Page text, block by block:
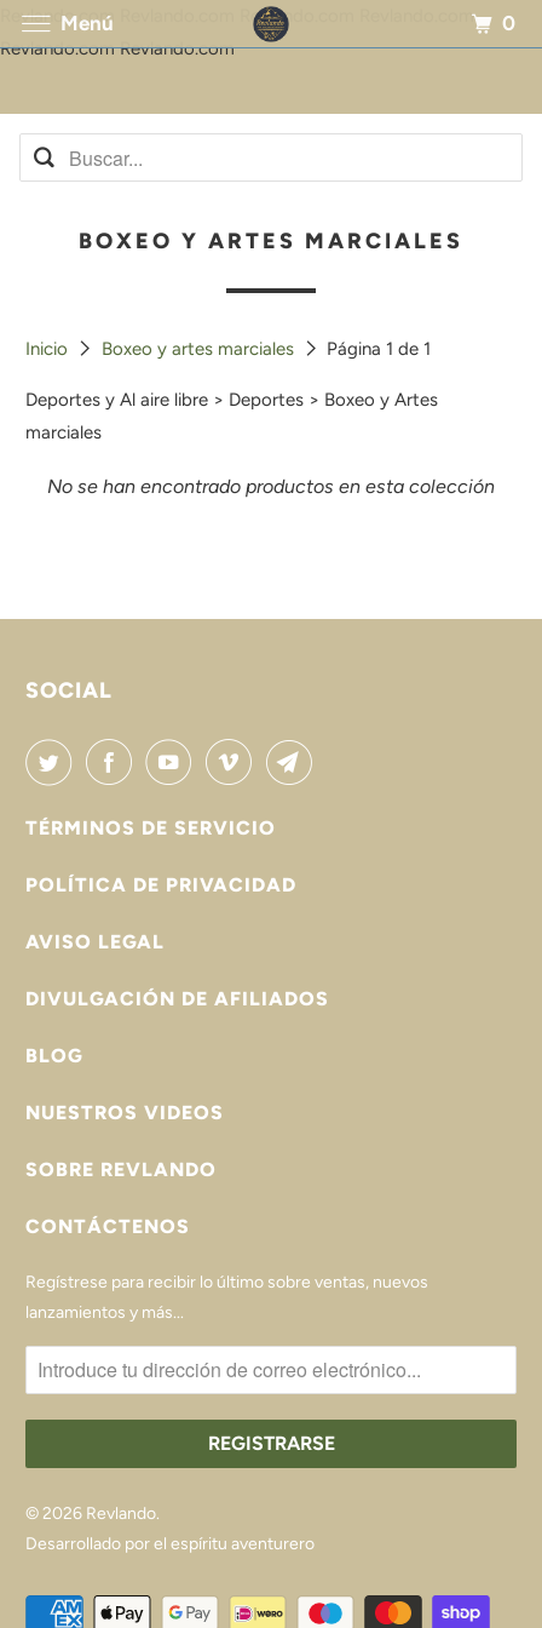
Revlando.com Revlando.com Revlando.com Revlando.com
Revlando.com Revlando.com
Menú 0
BOXEO Y ARTES MARCIALES
Inicio Boxeo y artes marciales Página 1 de 1
Deportes y Al aire libre > Deportes > Boxeo y Artes
marciales
No se han encontrado productos en esta colección
SOCIAL
TÉRMINOS DE SERVICIO
POLÍTICA DE PRIVACIDAD
AVISO LEGAL
DIVULGACIÓN DE AFILIADOS
BLOG
NUESTROS VIDEOS
SOBRE REVLANDO
CONTÁCTENOS
Regístrese para recibir lo último sobre ventas, nuevos
lanzamientos y más...
© 2026 Revlando.
Desarrollado por el espíritu aventurero